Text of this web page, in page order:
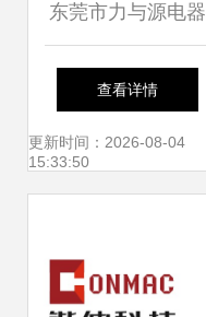
东莞市力与源电器
设备 深耕网络设备
制造，助力数字化
查看详情
更新时间：2026-08-04
15:33:50